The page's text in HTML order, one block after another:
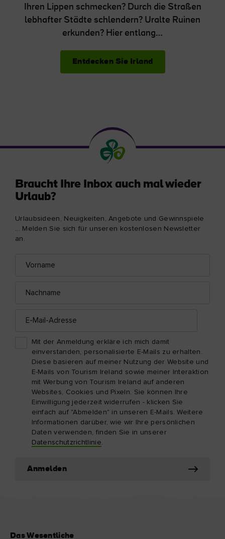
Ihren Lippen schmecken? Durch die Straßen
lebhafter Städte schlendern? Uralte Ruinen
erkunden? Hier entlang…
Entdecken Sie Irland
Braucht Ihre Inbox auch mal wieder
Urlaub?
Urlaubsideen, Neuigkeiten, Angebote und Gewinnspiele
... Melden Sie sich für unseren kostenlosen Newsletter
an.
Mail-
Mail-
Mit der Anmeldung erkläre ich mich damit
einverstanden, personalisierte E-Mails zu erhalten.
Diese basieren auf meiner Nutzung der Website und
E-Mails von Tourism Ireland sowie meiner Interaktion
mit Werbung von Tourism Ireland auf anderen
Websites, Cookies und Pixeln. Sie können Ihre
Einwilligung jederzeit widerrufen - klicken Sie
einfach auf "Abmelden" in unseren E-Mails. Weitere
Informationen darüber, wie wir Ihre persönlichen
Daten verwenden, finden Sie in unserer
Datenschutzrichtlinie.
Anmelden
Das Wesentliche